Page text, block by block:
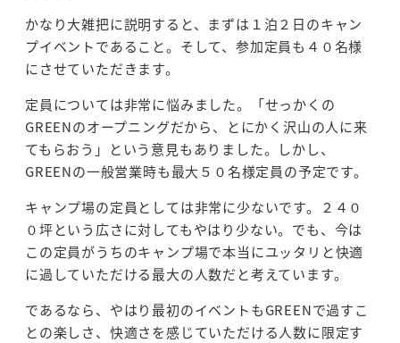
かなり大雑把に説明すると、まずは１泊２日のキャン
プイベントであること。そして、参加定員も４０名様
にさせていただきます。
定員については非常に悩みました。「せっかくの
GREENのオープニングだから、とにかく沢山の人に来
てもらおう」という意見もありました。しかし、
GREENの一般営業時も最大５０名様定員の予定です。
キャンプ場の定員としては非常に少ないです。２４０
０坪という広さに対してもやはり少ない。でも、今は
この定員がうちのキャンプ場で本当にユッタリと快適
に過していただける最大の人数だと考えています。
であるなら、やはり最初のイベントもGREENで過すこ
との楽しさ、快適さを感じていただける人数に限定す